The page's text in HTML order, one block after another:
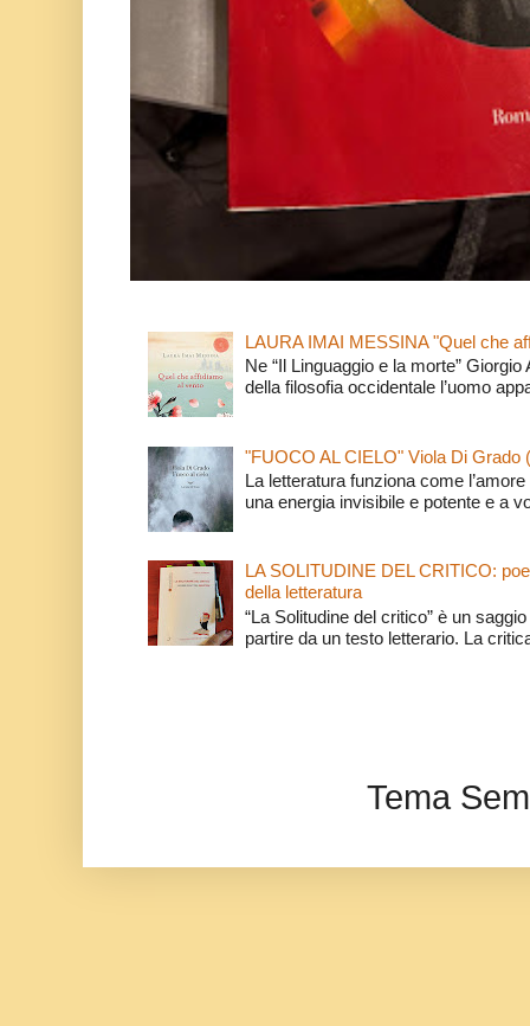
LAURA IMAI MESSINA "Quel che
Ne “Il Linguaggio e la morte”
della filosofia occidentale l’uomo
"FUOCO AL CIELO" Viola Di Grado
La letteratura funziona come
una energia invisibile e potente e a
LA SOLITUDINE DEL CRITICO:
della letteratura
“La Solitudine del critico” è un
partire da un testo letterario. La
Tema